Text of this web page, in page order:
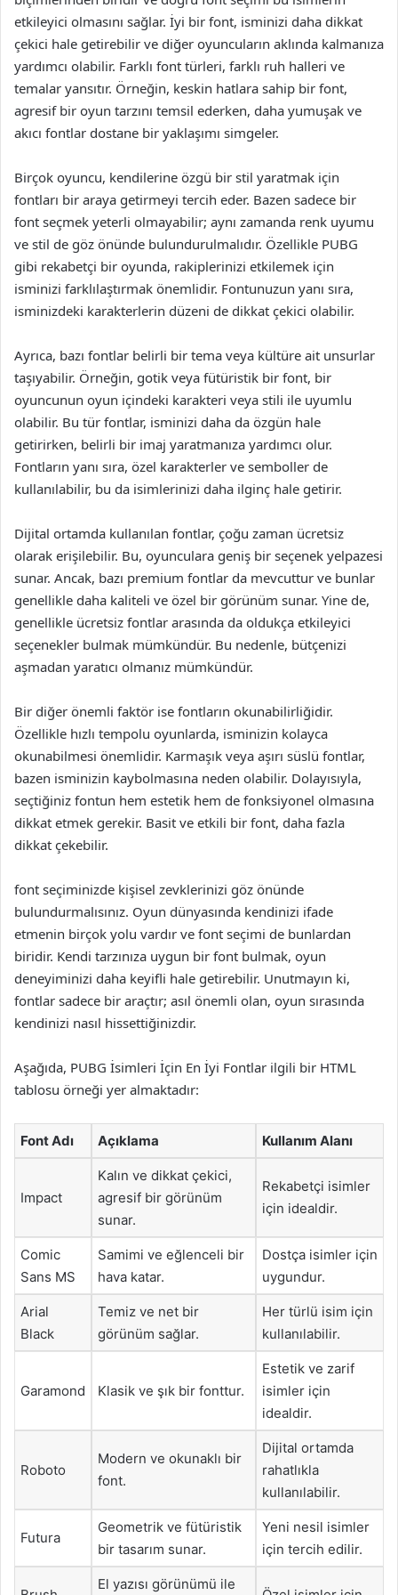
etkileyici olmasını sağlar. İyi bir font, isminizi daha dikkat
çekici hale getirebilir ve diğer oyuncuların aklında kalmanıza
yardımcı olabilir. Farklı font türleri, farklı ruh halleri ve
temalar yansıtır. Örneğin, keskin hatlara sahip bir font,
agresif bir oyun tarzını temsil ederken, daha yumuşak ve
akıcı fontlar dostane bir yaklaşımı simgeler.
Birçok oyuncu, kendilerine özgü bir stil yaratmak için
fontları bir araya getirmeyi tercih eder. Bazen sadece bir
font seçmek yeterli olmayabilir; aynı zamanda renk uyumu
ve stil de göz önünde bulundurulmalıdır. Özellikle PUBG
gibi rekabetçi bir oyunda, rakiplerinizi etkilemek için
isminizi farklılaştırmak önemlidir. Fontunuzun yanı sıra,
isminizdeki karakterlerin düzeni de dikkat çekici olabilir.
Ayrıca, bazı fontlar belirli bir tema veya kültüre ait unsurlar
taşıyabilir. Örneğin, gotik veya fütüristik bir font, bir
oyuncunun oyun içindeki karakteri veya stili ile uyumlu
olabilir. Bu tür fontlar, isminizi daha da özgün hale
getirirken, belirli bir imaj yaratmanıza yardımcı olur.
Fontların yanı sıra, özel karakterler ve semboller de
kullanılabilir, bu da isimlerinizi daha ilginç hale getirir.
Dijital ortamda kullanılan fontlar, çoğu zaman ücretsiz
olarak erişilebilir. Bu, oyunculara geniş bir seçenek yelpazesi
sunar. Ancak, bazı premium fontlar da mevcuttur ve bunlar
genellikle daha kaliteli ve özel bir görünüm sunar. Yine de,
genellikle ücretsiz fontlar arasında da oldukça etkileyici
seçenekler bulmak mümkündür. Bu nedenle, bütçenizi
aşmadan yaratıcı olmanız mümkündür.
Bir diğer önemli faktör ise fontların okunabilirliğidir.
Özellikle hızlı tempolu oyunlarda, isminizin kolayca
okunabilmesi önemlidir. Karmaşık veya aşırı süslü fontlar,
bazen isminizin kaybolmasına neden olabilir. Dolayısıyla,
seçtiğiniz fontun hem estetik hem de fonksiyonel olmasına
dikkat etmek gerekir. Basit ve etkili bir font, daha fazla
dikkat çekebilir.
font seçiminizde kişisel zevklerinizi göz önünde
bulundurmalısınız. Oyun dünyasında kendinizi ifade
etmenin birçok yolu vardır ve font seçimi de bunlardan
biridir. Kendi tarzınıza uygun bir font bulmak, oyun
deneyiminizi daha keyifli hale getirebilir. Unutmayın ki,
fontlar sadece bir araçtır; asıl önemli olan, oyun sırasında
kendinizi nasıl hissettiğinizdir.
Aşağıda, PUBG İsimleri İçin En İyi Fontlar ilgili bir HTML
tablosu örneği yer almaktadır:
Font Adı Açıklama Kullanım Alanı
Impact
Kalın ve dikkat çekici,
agresif bir görünüm
sunar.
Rekabetçi isimler
için idealdir.
Comic
Sans MS
Samimi ve eğlenceli bir
hava katar.
Dostça isimler için
uygundur.
Arial
Black
Temiz ve net bir
görünüm sağlar.
Her türlü isim için
kullanılabilir.
Garamond Klasik ve şık bir fonttur.
Estetik ve zarif
isimler için
idealdir.
Roboto
Modern ve okunaklı bir
font.
Dijital ortamda
rahatlıkla
kullanılabilir.
Futura
Geometrik ve fütüristik
bir tasarım sunar.
Yeni nesil isimler
için tercih edilir.
El yazısı görünümü ile